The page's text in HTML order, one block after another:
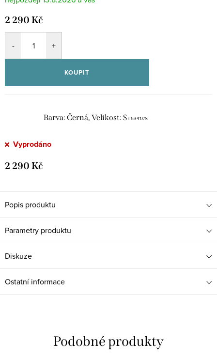
2 290 Kč
KOUPIT
Barva: Černá, Velikost: S | 53417/S
Vyprodáno
2 290 Kč
Popis produktu
Parametry produktu
Diskuze
Ostatní informace